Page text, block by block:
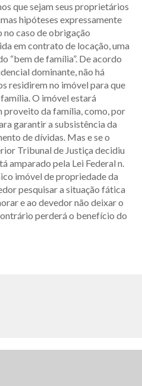
que sejam seus proprietários
hipóteses expressamente
no caso de obrigação
em contrato de locação, uma
“bem de família”. De acordo
dominante, não há
residirem no imóvel para que
O imóvel estará
da família, como, por
garantir a subsistência da
de dívidas. Mas e se o
Tribunal de Justiça decidiu
amparado pela Lei Federal n.
imóvel de propriedade da
pesquisar a situação fática
e ao devedor não deixar o
perderá o benefício do